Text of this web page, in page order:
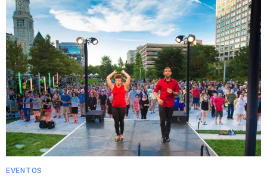
EVENTOS